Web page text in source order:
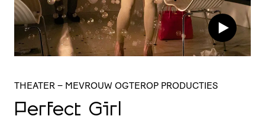
THEATER – MEVROUW OGTEROP PRODUCTIES
Perfect Girl